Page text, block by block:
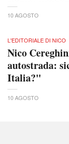
10 AGOSTO
L'EDITORIALE DI NICO
Nico
autostrada:
Italia?"
10 AGOSTO